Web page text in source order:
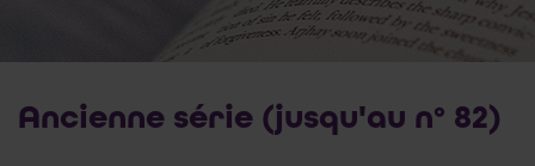
Ancienne série (jusqu'au n° 82)